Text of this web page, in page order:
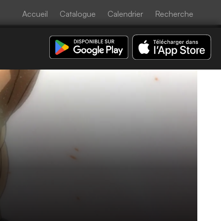
Accueil Catalogue Calendrier Recherche